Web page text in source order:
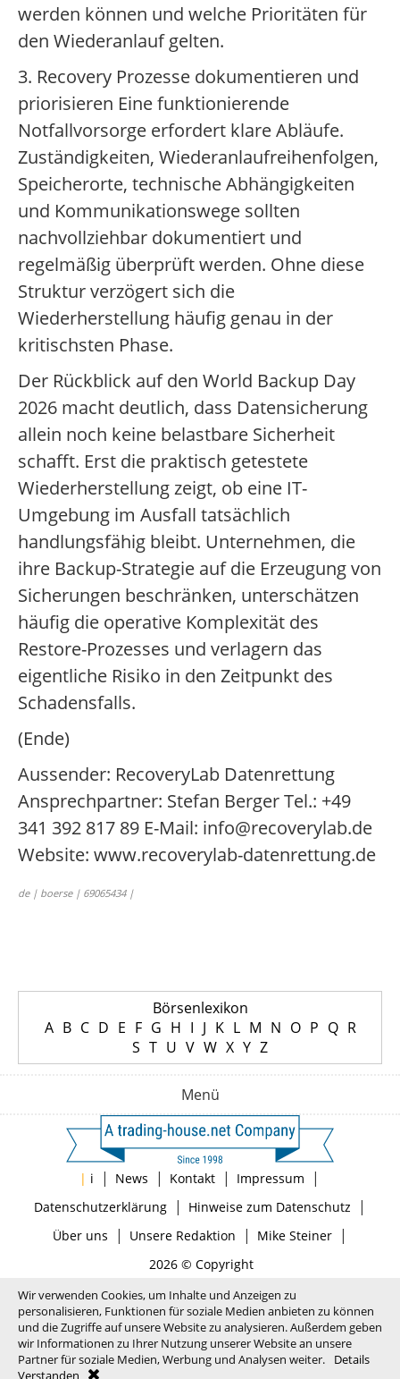
werden können und welche Prioritäten für
den Wiederanlauf gelten.
3. Recovery Prozesse dokumentieren und
priorisieren Eine funktionierende
Notfallvorsorge erfordert klare Abläufe.
Zuständigkeiten, Wiederanlaufreihenfolgen,
Speicherorte, technische Abhängigkeiten
und Kommunikationswege sollten
nachvollziehbar dokumentiert und
regelmäßig überprüft werden. Ohne diese
Struktur verzögert sich die
Wiederherstellung häufig genau in der
kritischsten Phase.
Der Rückblick auf den World Backup Day
2026 macht deutlich, dass Datensicherung
allein noch keine belastbare Sicherheit
schafft. Erst die praktisch getestete
Wiederherstellung zeigt, ob eine IT-
Umgebung im Ausfall tatsächlich
handlungsfähig bleibt. Unternehmen, die
ihre Backup-Strategie auf die Erzeugung von
Sicherungen beschränken, unterschätzen
häufig die operative Komplexität des
Restore-Prozesses und verlagern das
eigentliche Risiko in den Zeitpunkt des
Schadensfalls.
(Ende)
Aussender: RecoveryLab Datenrettung
Ansprechpartner: Stefan Berger Tel.: +49
341 392 817 89 E-Mail: info@recoverylab.de
Website: www.recoverylab-datenrettung.de
de | boerse | 69065434 |
Börsenlexikon
A B C D E F G H I J K L M N O P Q R
S T U V W X Y Z
Menü
| i | News | Kontakt | Impressum |
Datenschutzerklärung| Hinweise zum Datenschutz |
Über uns | Unsere Redaktion | Mike Steiner|
2026 © Copyright
Wir verwenden Cookies, um Inhalte und Anzeigen zu
personalisieren, Funktionen für soziale Medien anbieten zu können
und die Zugriffe auf unsere Website zu analysieren. Außerdem geben
wir Informationen zu Ihrer Nutzung unserer Website an unsere
Partner für soziale Medien, Werbung und Analysen weiter.
Details
Verstanden